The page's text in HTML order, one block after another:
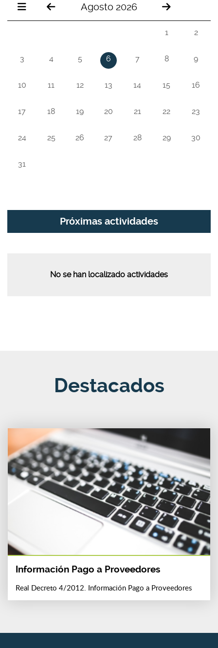
Agosto 2026
1 2
3 4 5 6 7 8 9
10 11 12 13 14 15 16
17 18 19 20 21 22 23
24 25 26 27 28 29 30
31
Próximas actividades
No se han localizado actividades
Destacados
Información Pago a Proveedores
Real Decreto 4/2012. Información Pago a Proveedores